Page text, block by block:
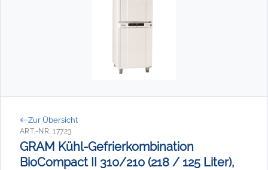
Zur Übersicht
ART.-NR. 17723
GRAM Kühl-Gefrierkombination
BioCompact II 310/210 (218 / 125 Liter),